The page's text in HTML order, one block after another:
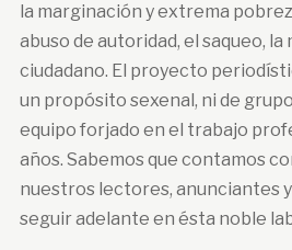
la marginación y extrema
abuso de autoridad, el saqueo,
ciudadano. El proyecto
un propósito sexenal, ni de
equipo forjado en el trabajo
años. Sabemos que contamos
nuestros lectores, anunciantes
seguir adelante en ésta noble